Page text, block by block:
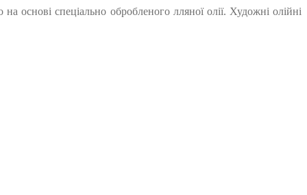
основі спеціально обробленого лляної олії. Художні олійні